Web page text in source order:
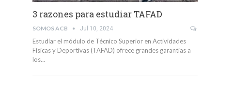
3 razones para estudiar TAFAD
SOMOS ACB Jul 10, 2024
Estudiar el módulo de Técnico Superior en Actividades
Físicas y Deportivas (TAFAD) ofrece grandes garantías a
los…